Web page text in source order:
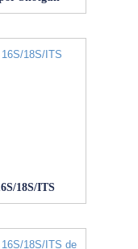
18S/ITS